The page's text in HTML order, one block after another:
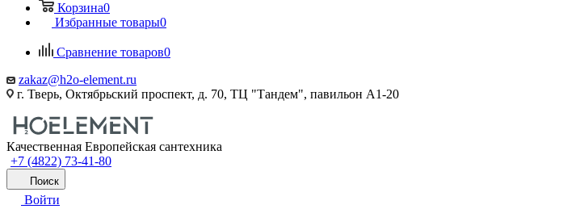
Корзина0
Избранные товары0
Сравнение товаров0
zakaz@h2o-element.ru
г. Тверь, Октябрьский проспект, д. 70, ТЦ "Тандем", павильон А1-20
Качественная Европейская сантехника
+7 (4822) 73-41-80
Поиск
Войти